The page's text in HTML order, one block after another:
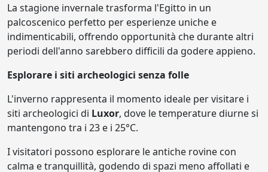
La stagione invernale trasforma l'Egitto in un
palcoscenico perfetto per esperienze uniche e
indimenticabili, offrendo opportunità che durante altri
periodi dell'anno sarebbero difficili da godere appieno.
Esplorare i siti archeologici senza folle
L'inverno rappresenta il momento ideale per visitare i
siti archeologici di Luxor, dove le temperature diurne si
mantengono tra i 23 e i 25°C.
I visitatori possono esplorare le antiche rovine con
calma e tranquillità, godendo di spazi meno affollati e